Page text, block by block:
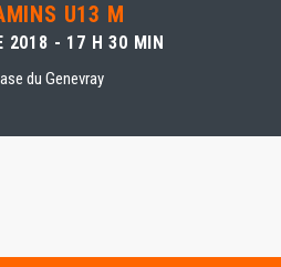
U13 M
2018 - 17 H 30 MIN
du Genevray